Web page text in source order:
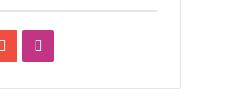
YouTube